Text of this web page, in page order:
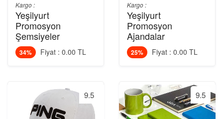
Kargo :
Yeşilyurt
Promosyon
Şemsiyeler
34% Fiyat : 0.00 TL
9.5
Kargo :
Yeşilyurt
Promosyon
Ajandalar
25% Fiyat : 0.00 TL
9.5